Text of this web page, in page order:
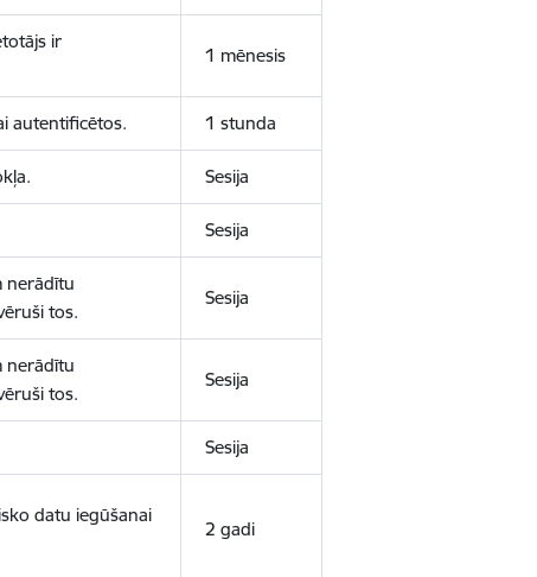
ir
1 mēnesis
autentificētos. 1 stunda
Sesija
Sesija
nerādītu
tos.
Sesija
nerādītu
tos.
Sesija
Sesija
datu iegūšanai
2 gadi